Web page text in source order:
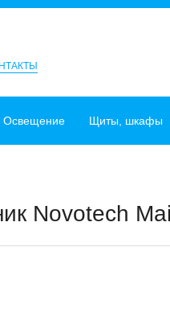
Освещение Щиты, шкафы
Novotech